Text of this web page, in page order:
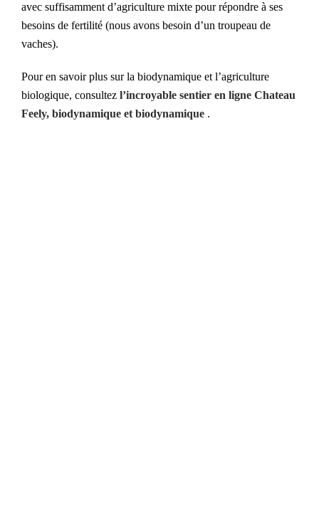
avec suffisamment d’agriculture mixte pour répondre à ses
besoins de fertilité (nous avons besoin d’un troupeau de
vaches).
Pour en savoir plus sur la biodynamique et l’agriculture
biologique, consultez l’incroyable sentier en ligne Chateau
Feely, biodynamique et biodynamique .